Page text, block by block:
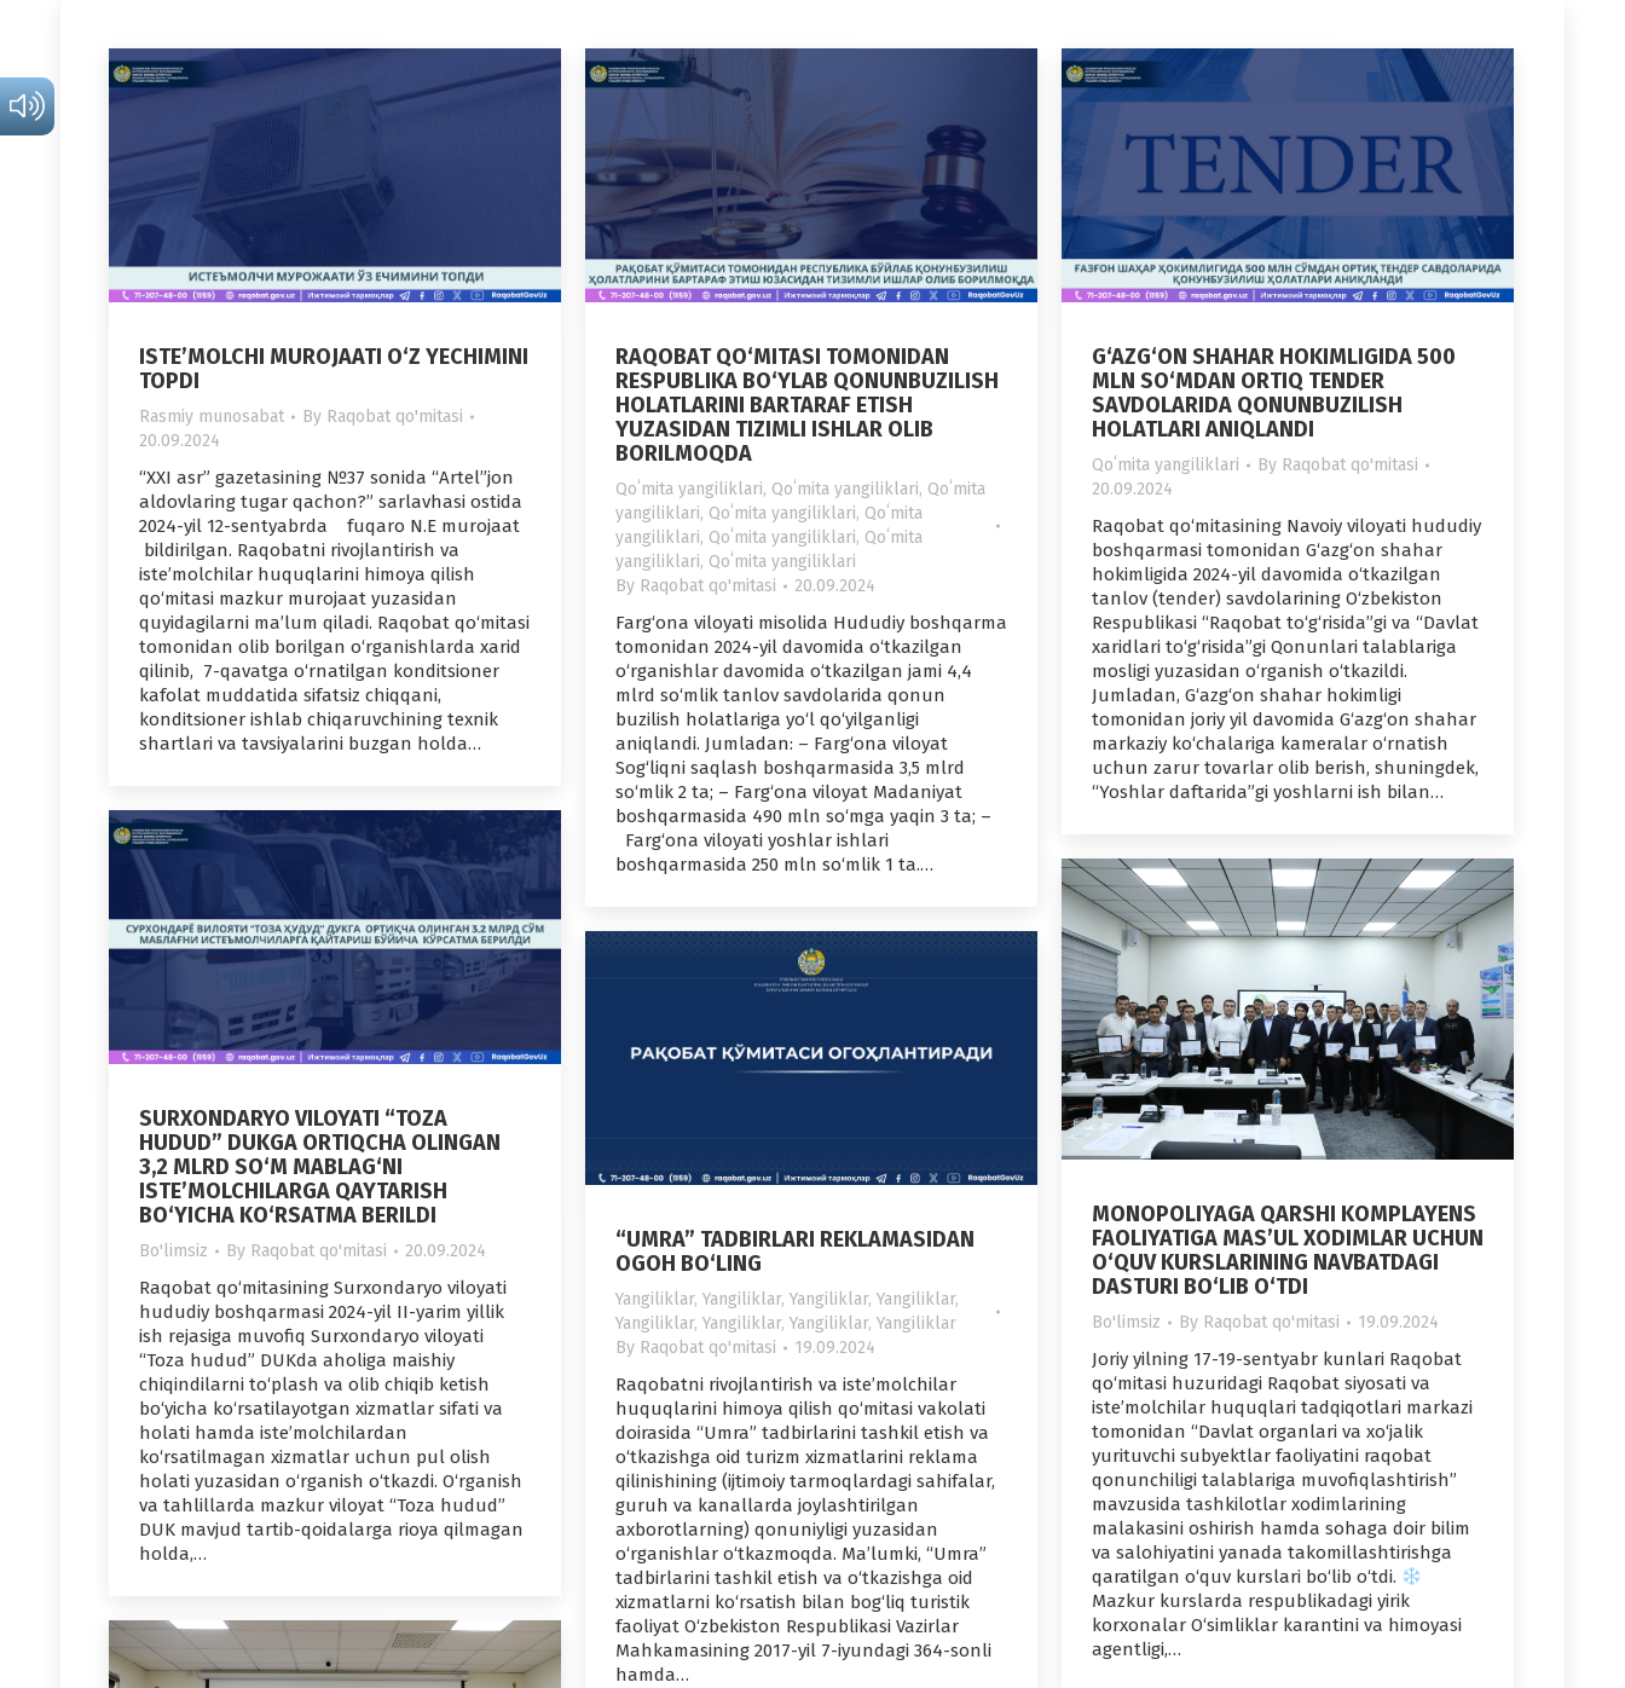
ISTE’MOLCHI MUROJAATI O‘Z YECHIMINI
TOPDI
Rasmiy munosabat By Raqobat qo'mitasi
20.09.2024
“XXI asr” gazetasining №37 sonida “Artel”jon
aldovlaring tugar qachon?” sarlavhasi ostida
2024-yil 12-sentyabrda fuqaro N.E murojaat
bildirilgan. Raqobatni rivojlantirish va
iste’molchilar huquqlarini himoya qilish
qo‘mitasi mazkur murojaat yuzasidan
quyidagilarni ma’lum qiladi. Raqobat qo‘mitasi
tomonidan olib borilgan o‘rganishlarda xarid
qilinib, 7-qavatga o‘rnatilgan konditsioner
kafolat muddatida sifatsiz chiqqani,
konditsioner ishlab chiqaruvchining texnik
shartlari va tavsiyalarini buzgan holda…
RAQOBAT QO‘MITASI TOMONIDAN
RESPUBLIKA BO‘YLAB QONUNBUZILISH
HOLATLARINI BARTARAF ETISH
YUZASIDAN TIZIMLI ISHLAR OLIB
BORILMOQDA
Qoʻmita yangiliklari, Qoʻmita yangiliklari, Qoʻmita
yangiliklari, Qoʻmita yangiliklari, Qoʻmita
yangiliklari, Qoʻmita yangiliklari, Qoʻmita
yangiliklari, Qoʻmita yangiliklari
By Raqobat qo'mitasi 20.09.2024
Farg‘ona viloyati misolida Hududiy boshqarma
tomonidan 2024-yil davomida o‘tkazilgan
o‘rganishlar davomida o‘tkazilgan jami 4,4
mlrd so‘mlik tanlov savdolarida qonun
buzilish holatlariga yo‘l qo‘yilganligi
aniqlandi. Jumladan: – Farg‘ona viloyat
Sog‘liqni saqlash boshqarmasida 3,5 mlrd
so‘mlik 2 ta; – Farg‘ona viloyat Madaniyat
boshqarmasida 490 mln so‘mga yaqin 3 ta; –
Farg‘ona viloyati yoshlar ishlari
boshqarmasida 250 mln so‘mlik 1 ta.…
G‘AZG‘ON SHAHAR HOKIMLIGIDA 500
MLN SO‘MDAN ORTIQ TENDER
SAVDOLARIDA QONUNBUZILISH
HOLATLARI ANIQLANDI
Qoʻmita yangiliklari By Raqobat qo'mitasi
20.09.2024
Raqobat qo‘mitasining Navoiy viloyati hududiy
boshqarmasi tomonidan G‘azg‘on shahar
hokimligida 2024-yil davomida o‘tkazilgan
tanlov (tender) savdolarining O‘zbekiston
Respublikasi “Raqobat to‘g‘risida”gi va “Davlat
xaridlari to‘g‘risida”gi Qonunlari talablariga
mosligi yuzasidan o‘rganish o‘tkazildi.
Jumladan, G‘azg‘on shahar hokimligi
tomonidan joriy yil davomida G‘azg‘on shahar
markaziy ko‘chalariga kameralar o‘rnatish
uchun zarur tovarlar olib berish, shuningdek,
“Yoshlar daftarida”gi yoshlarni ish bilan…
SURXONDARYO VILOYATI “TOZA
HUDUD” DUKGA ORTIQCHA OLINGAN
3,2 MLRD SO‘M MABLAG‘NI
ISTE’MOLCHILARGA QAYTARISH
BO‘YICHA KO‘RSATMA BERILDI
Bo'limsiz By Raqobat qo'mitasi 20.09.2024
Raqobat qo‘mitasining Surxondaryo viloyati
hududiy boshqarmasi 2024-yil II-yarim yillik
ish rejasiga muvofiq Surxondaryo viloyati
“Toza hudud” DUKda aholiga maishiy
chiqindilarni to‘plash va olib chiqib ketish
bo‘yicha ko‘rsatilayotgan xizmatlar sifati va
holati hamda iste’molchilardan
ko‘rsatilmagan xizmatlar uchun pul olish
holati yuzasidan o‘rganish o‘tkazdi. O‘rganish
va tahlillarda mazkur viloyat “Toza hudud”
DUK mavjud tartib-qoidalarga rioya qilmagan
holda,…
MONOPOLIYAGA QARSHI KOMPLAYENS
FAOLIYATIGA MAS’UL XODIMLAR UCHUN
O‘QUV KURSLARINING NAVBATDAGI
DASTURI BO‘LIB O‘TDI
Bo'limsiz By Raqobat qo'mitasi 19.09.2024
Joriy yilning 17-19-sentyabr kunlari Raqobat
qo‘mitasi huzuridagi Raqobat siyosati va
iste’molchilar huquqlari tadqiqotlari markazi
tomonidan “Davlat organlari va xo‘jalik
yurituvchi subyektlar faoliyatini raqobat
qonunchiligi talablariga muvofiqlashtirish”
mavzusida tashkilotlar xodimlarining
malakasini oshirish hamda sohaga doir bilim
va salohiyatini yanada takomillashtirishga
qaratilgan o‘quv kurslari bo‘lib o‘tdi.
Mazkur kurslarda respublikadagi yirik
korxonalar O‘simliklar karantini va himoyasi
agentligi,…
“UMRA” TADBIRLARI REKLAMASIDAN
OGOH BO‘LING
Yangiliklar, Yangiliklar, Yangiliklar, Yangiliklar,
Yangiliklar, Yangiliklar, Yangiliklar, Yangiliklar
By Raqobat qo'mitasi 19.09.2024
Raqobatni rivojlantirish va iste’molchilar
huquqlarini himoya qilish qo‘mitasi vakolati
doirasida “Umra” tadbirlarini tashkil etish va
o‘tkazishga oid turizm xizmatlarini reklama
qilinishining (ijtimoiy tarmoqlardagi sahifalar,
guruh va kanallarda joylashtirilgan
axborotlarning) qonuniyligi yuzasidan
o‘rganishlar o‘tkazmoqda. Ma’lumki, “Umra”
tadbirlarini tashkil etish va o‘tkazishga oid
xizmatlarni ko‘rsatish bilan bog‘liq turistik
faoliyat O‘zbekiston Respublikasi Vazirlar
Mahkamasining 2017-yil 7-iyundagi 364-sonli
hamda…